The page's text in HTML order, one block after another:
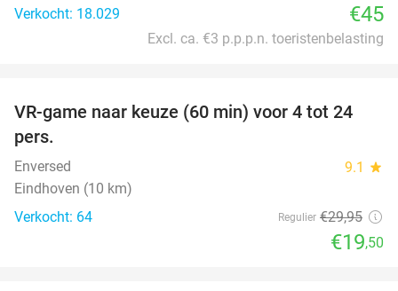
Verkocht: 18.029
€45
Excl. ca. €3 p.p.p.n. toeristenbelasting
35%
VR-game naar keuze (60 min) voor 4 tot 24
pers.
Enversed 9.1 star
Eindhoven (10 km)
Verkocht: 64
Regulier €29,95
€19,50